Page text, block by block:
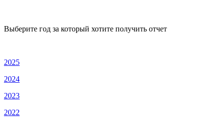
Выберите год за который хотите получить отчет
2025
2024
2023
2022